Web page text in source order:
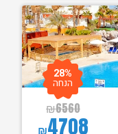
₪6560
₪4708
28%
הנחה